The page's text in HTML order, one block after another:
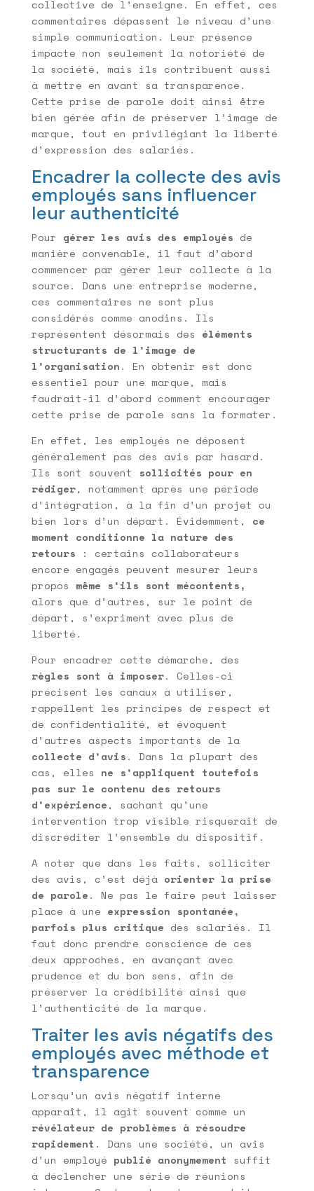
collective de l’enseigne. En effet, ces
commentaires dépassent le niveau d’une
simple communication. Leur présence
impacte non seulement la notoriété de
la société, mais ils contribuent aussi
à mettre en avant sa transparence.
Cette prise de parole doit ainsi être
bien gérée afin de préserver l’image de
marque, tout en privilégiant la liberté
d’expression des salariés.
Encadrer la collecte des avis
employés sans influencer
leur authenticité
Pour gérer les avis des employés de
manière convenable, il faut d’abord
commencer par gérer leur collecte à la
source. Dans une entreprise moderne,
ces commentaires ne sont plus
considérés comme anodins. Ils
représentent désormais des éléments
structurants de l’image de
l’organisation. En obtenir est donc
essentiel pour une marque, mais
faudrait-il d’abord comment encourager
cette prise de parole sans la formater.
En effet, les employés ne déposent
généralement pas des avis par hasard.
Ils sont souvent
sollicités pour en
rédiger, notamment après une période
d’intégration, à la fin d’un projet ou
bien lors d’un départ. Évidemment, ce
moment conditionne la nature des
retours : certains collaborateurs
encore engagés peuvent mesurer leurs
propos même s’ils sont mécontents,
alors que d’autres, sur le point de
départ, s’expriment avec plus de
liberté.
Pour encadrer cette démarche, des
règles sont à imposer. Celles-ci
précisent les canaux à utiliser,
rappellent les principes de respect et
de confidentialité, et évoquent
d’autres aspects importants de la
collecte d’avis. Dans la plupart des
cas, elles ne s’appliquent toutefois
pas sur le contenu des retours
d’expérience, sachant qu’une
intervention trop visible risquerait de
discréditer l’ensemble du dispositif.
A noter que dans les faits, solliciter
des avis, c’est déjà orienter la prise
de parole. Ne pas le faire peut laisser
place à une expression spontanée,
parfois plus critique des salariés. Il
faut donc prendre conscience de ces
deux approches, en avançant avec
prudence et du bon sens, afin de
préserver la crédibilité ainsi que
l’authenticité de la marque.
Traiter les avis négatifs des
employés avec méthode et
transparence
Lorsqu’un avis négatif interne
apparaît, il agit souvent comme un
révélateur de problèmes à résoudre
rapidement . Dans une société, un avis
d’un employé publié anonymement suffit
à déclencher une série de réunions